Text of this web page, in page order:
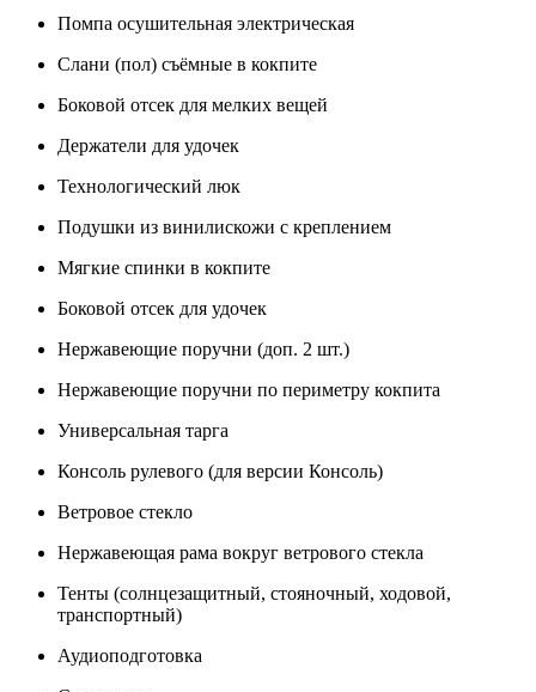
Помпа осушительная электрическая
Слани (пол) съёмные в кокпите
Боковой отсек для мелких вещей
Держатели для удочек
Технологический люк
Подушки из винилискожи с креплением
Мягкие спинки в кокпите
Боковой отсек для удочек
Нержавеющие поручни (доп. 2 шт.)
Нержавеющие поручни по периметру кокпита
Универсальная тарга
Консоль рулевого (для версии Консоль)
Ветровое стекло
Нержавеющая рама вокруг ветрового стекла
Тенты (солнцезащитный, стояночный, ходовой,
транспортный)
Аудиоподготовка